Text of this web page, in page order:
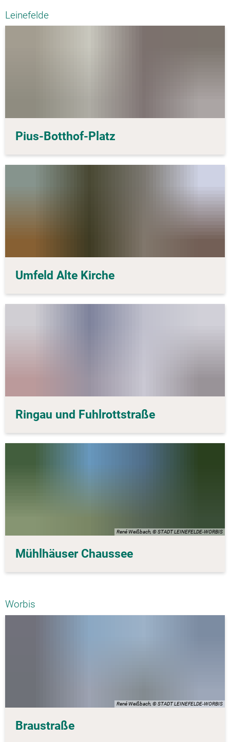
Leinefelde
Pius-Botthof-Platz
Umfeld Alte Kirche
Ringau und Fuhlrottstraße
René Weißbach, © STADT LEINEFELDE-WORBIS
Mühlhäuser Chaussee
Worbis
René Weißbach, © STADT LEINEFELDE-WORBIS
Braustraße